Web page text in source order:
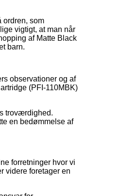
ordren, som
vigtigt, at man når
af Matte Black
barn.
observationer og af
(PFI-110MBK)
troværdighed.
en bedømmelse af
forretninger hvor vi
videre foretager en